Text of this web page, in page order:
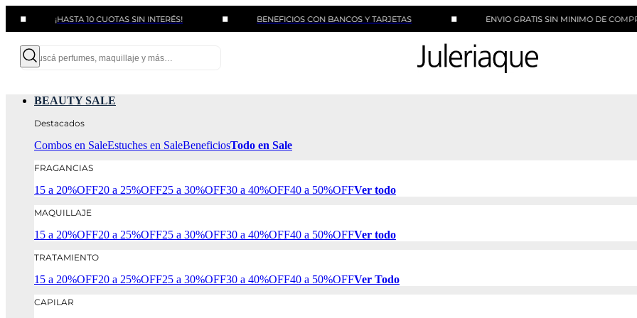
¡HASTA 10 CUOTAS SIN INTERÉS! BENEFICIOS CON BANCOS Y TARJETAS ENVIO GRATIS SIN MINIMO DE COMPRA
BEAUTY SALE
Destacados
Combos en SaleEstuches en SaleBeneficiosTodo en Sale
FRAGANCIAS
15 a 20%OFF20 a 25%OFF25 a 30%OFF30 a 40%OFF40 a 50%OFFVer todo
MAQUILLAJE
15 a 20%OFF20 a 25%OFF25 a 30%OFF30 a 40%OFF40 a 50%OFFVer todo
TRATAMIENTO
15 a 20%OFF20 a 25%OFF25 a 30%OFF30 a 40%OFF40 a 50%OFFVer Todo
CAPILAR